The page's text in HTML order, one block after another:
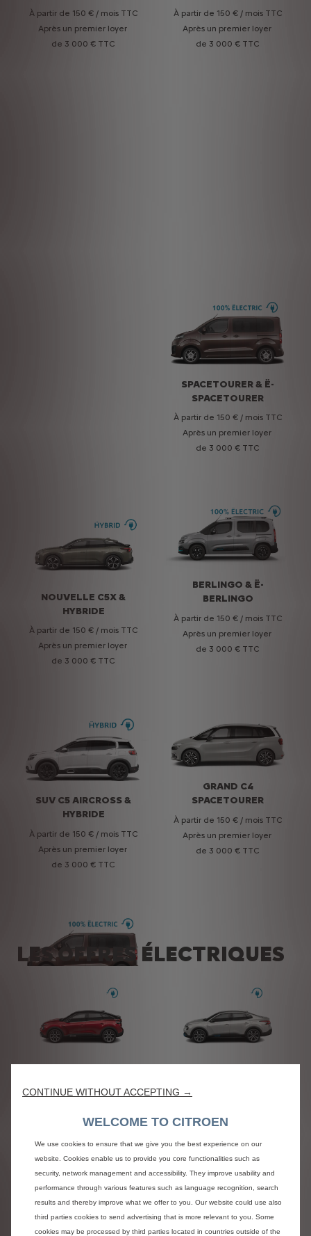
À partir de 150 € / mois TTC
Après un premier loyer
de 3 000 € TTC
SPACETOURER & Ë-
SPACETOURER
À partir de 150 € / mois TTC
Après un premier loyer
de 3 000 € TTC
À partir de 150 € / mois TTC
Après un premier loyer
de 3 000 € TTC
NOUVEAU C3
AIRCROSS
À partir de 150 € / mois TTC
Après un premier loyer
de 3 000 € TTC
SUV C5 AIRCROSS &
HYBRIDE
À partir de 150 € / mois TTC
Après un premier loyer
de 3 000 € TTC
NOUVELLE C5X &
HYBRIDE
À partir de 150 € / mois TTC
Après un premier loyer
de 3 000 € TTC
SPACETOURER & Ë-
SPACETOURER
À partir de 150 € / mois TTC
de 3 000 € TTC
À partir de 150 € / mois TTC
Après un premier loyer
de 3 000 € TTC
NOUVELLE C4 & Ë-
C4 ÉLECTRIQUE
À partir de 150 € / mois TTC
Après un premier loyer
de 3 000 € TTC
GRAND C4
SPACETOURER
À partir de 150 € / mois TTC
Après un premier loyer
de 3 000 € TTC
BERLINGO & Ë-
BERLINGO
À partir de 150 € / mois TTC
Après un premier loyer
de 3 000 € TTC
LES OFFRES ÉLECTRIQUES
LES OFFRES AU
COMPTANT
CONTINUE WITHOUT ACCEPTING →
WELCOME TO CITROEN
We use cookies to ensure that we give you the best experience on our
website. Cookies enable us to provide you core functionalities such as
security, network management and accessibility. They improve usability and
performance through various features such as language recognition, search
results and thereby improve what we offer to you. Our website could use also
third parties cookies to send advertising that is more relevant to you. Some
cookies may be processed by third parties located in countries outside of the